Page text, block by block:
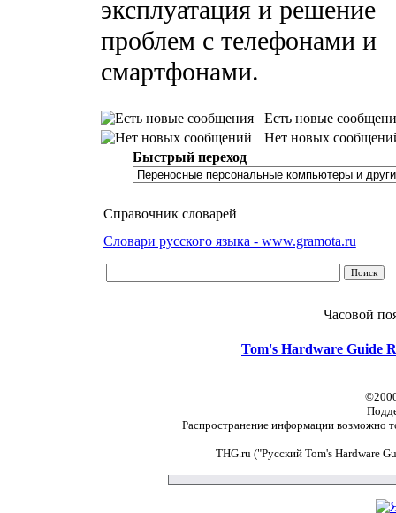
эксплуатация и решение
проблем с телефонами и
смартфонами.
Есть новые
Нет новых
Быстрый переход
Справочник словарей
Словари русского языка - www.gramota.ru
Часовой
Tom's Hardware Guide
Распространение информации возможно
THG.ru ("Русский Tom's Hardware